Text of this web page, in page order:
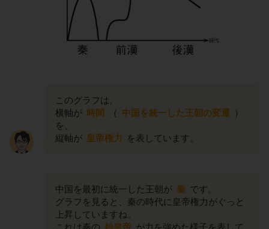
このグラフは、
横軸が 時間 （ 中国を統一した王朝の変遷
）
を、
縦軸が 皇帝権力 を表しています。
中国を最初に統一した王朝が 秦 です。
グラフを見ると、秦の時代に皇帝権力がぐっと
上昇していますね。
これは秦の 始皇帝 が力を強めた様子を表して